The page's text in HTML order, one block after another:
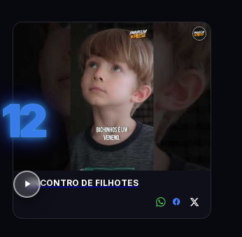
12
ENCONTRO DE FILHOTES